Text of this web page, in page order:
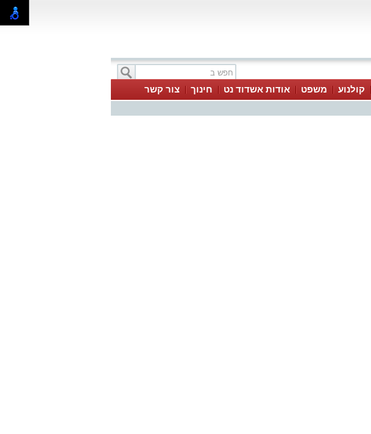
קולנוע משפט אודות אשדוד נט חינוך צור קשר